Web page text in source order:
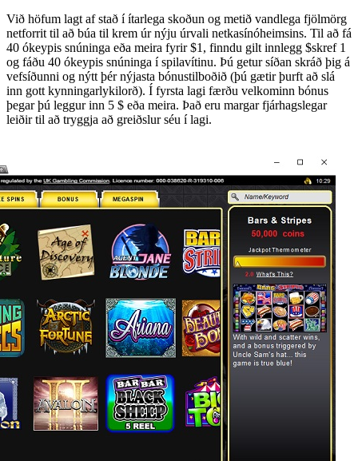
Við höfum lagt af stað í ítarlega skoðun og metið vandlega fjölmörg
netforrit til að búa til krem ​​úr nýju úrvali netkasínóheimsins. Til að fá
40 ókeypis snúninga eða meira fyrir $1, finndu gilt innlegg $skref 1
og fáðu 40 ókeypis snúninga í spilavítinu. Þú getur síðan skráð þig á
vefsíðunni og nýtt þér nýjasta bónustilboðið (þú gætir þurft að slá
inn gott kynningarlykilorð). Í fyrsta lagi færðu velkominn bónus
þegar þú leggur inn 5 $ eða meira. Það eru margar fjárhagslegar
leiðir til að tryggja að greiðslur séu í lagi.